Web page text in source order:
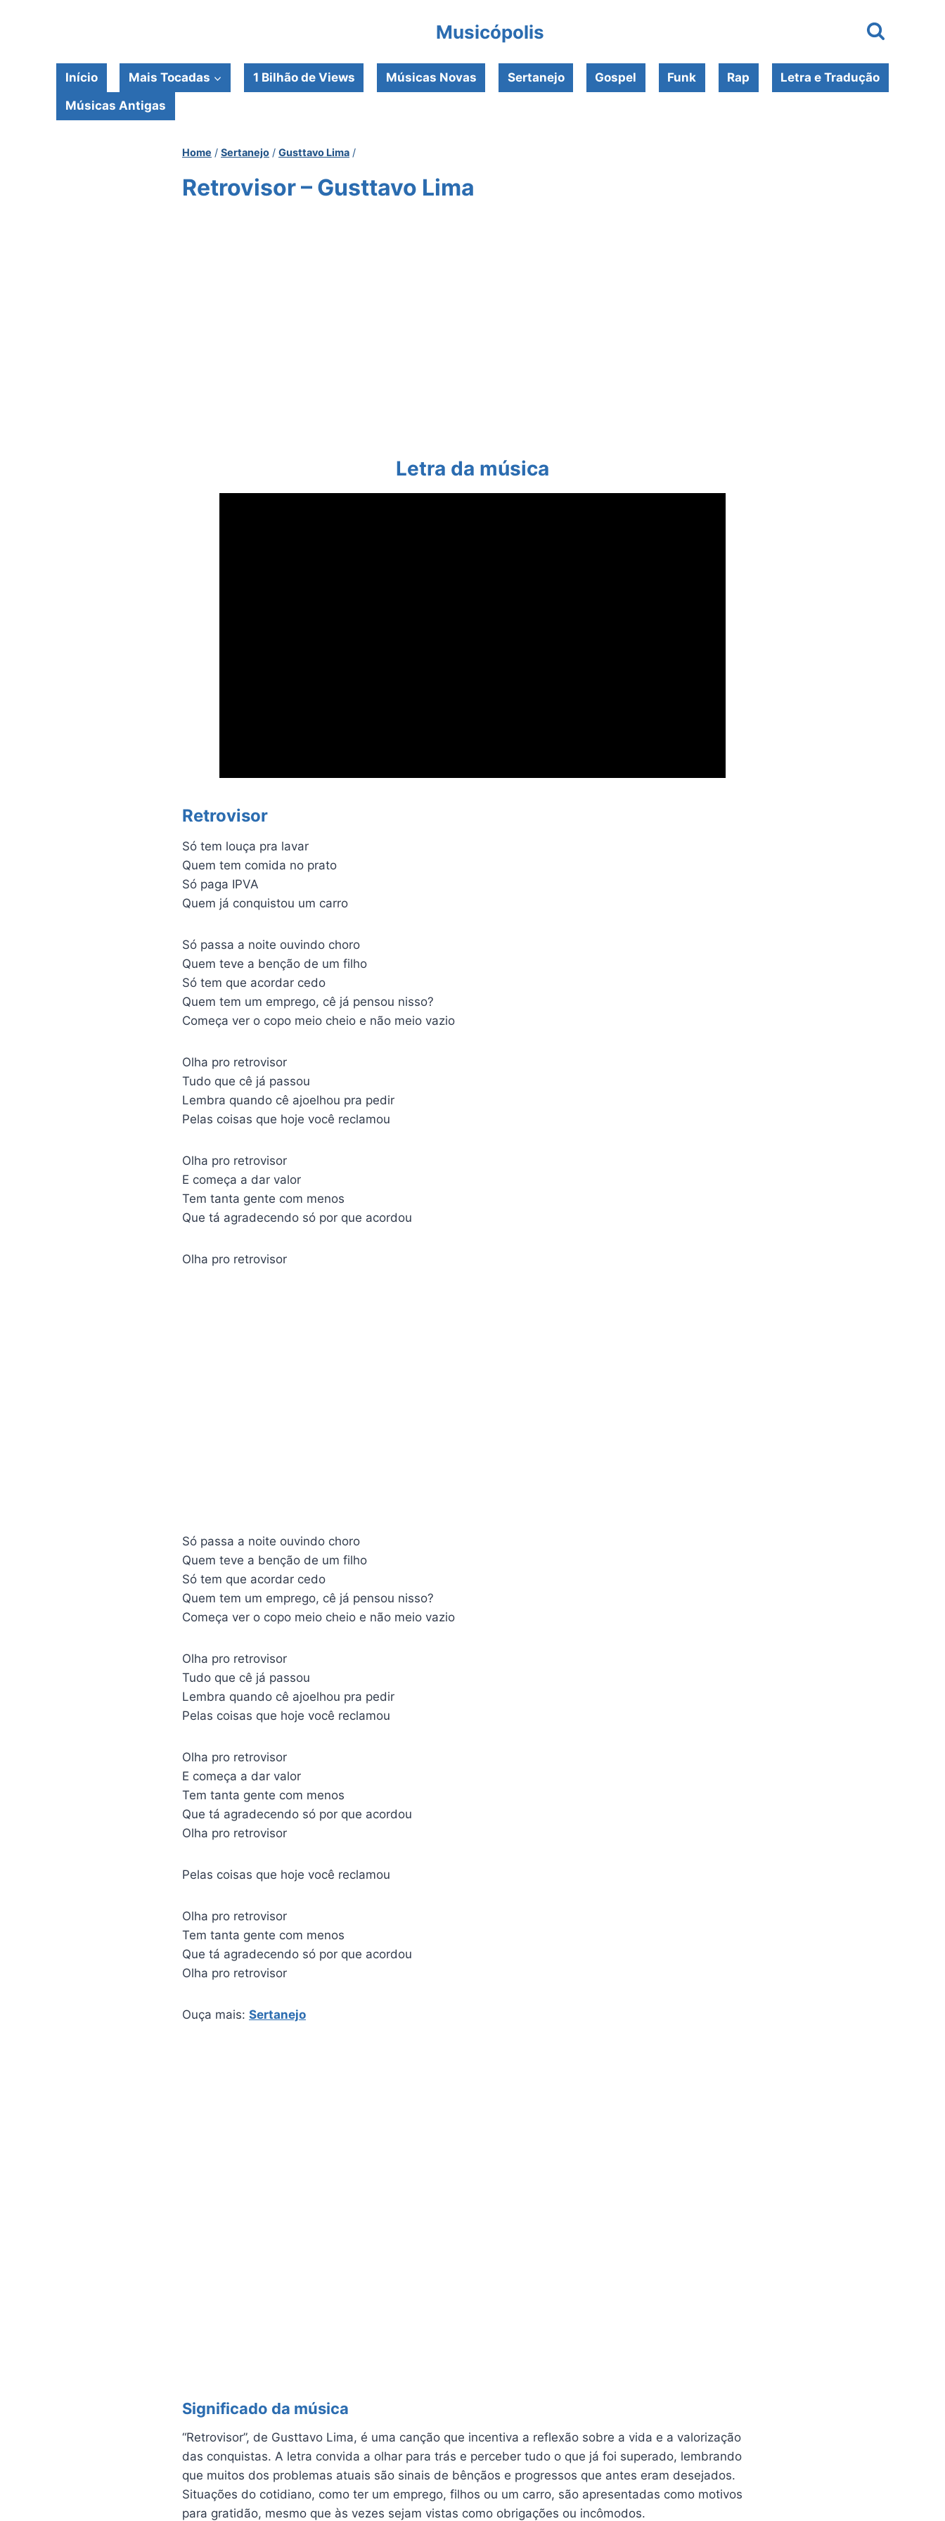
Conteúdo
Musicópolis
Início Mais Tocadas 1 Bilhão de Views Músicas Novas Sertanejo Gospel Funk Rap Letra e Tradução
Músicas Antigas
Home / Sertanejo / Gusttavo Lima /
Retrovisor – Gusttavo Lima
Letra da música
Retrovisor
Só tem louça pra lavar
Quem tem comida no prato
Só paga IPVA
Quem já conquistou um carro
Só passa a noite ouvindo choro
Quem teve a benção de um filho
Só tem que acordar cedo
Quem tem um emprego, cê já pensou nisso?
Começa ver o copo meio cheio e não meio vazio
Olha pro retrovisor
Tudo que cê já passou
Lembra quando cê ajoelhou pra pedir
Pelas coisas que hoje você reclamou
Olha pro retrovisor
E começa a dar valor
Tem tanta gente com menos
Que tá agradecendo só por que acordou
Olha pro retrovisor
Só passa a noite ouvindo choro
Quem teve a benção de um filho
Só tem que acordar cedo
Quem tem um emprego, cê já pensou nisso?
Começa ver o copo meio cheio e não meio vazio
Olha pro retrovisor
Tudo que cê já passou
Lembra quando cê ajoelhou pra pedir
Pelas coisas que hoje você reclamou
Olha pro retrovisor
E começa a dar valor
Tem tanta gente com menos
Que tá agradecendo só por que acordou
Olha pro retrovisor
Pelas coisas que hoje você reclamou
Olha pro retrovisor
Tem tanta gente com menos
Que tá agradecendo só por que acordou
Olha pro retrovisor
Ouça mais: Sertanejo
Significado da música
“Retrovisor”, de Gusttavo Lima, é uma canção que incentiva a reflexão sobre a vida e a valorização
das conquistas. A letra convida a olhar para trás e perceber tudo o que já foi superado, lembrando
que muitos dos problemas atuais são sinais de bênçãos e progressos que antes eram desejados.
Situações do cotidiano, como ter um emprego, filhos ou um carro, são apresentadas como motivos
para gratidão, mesmo que às vezes sejam vistas como obrigações ou incômodos.